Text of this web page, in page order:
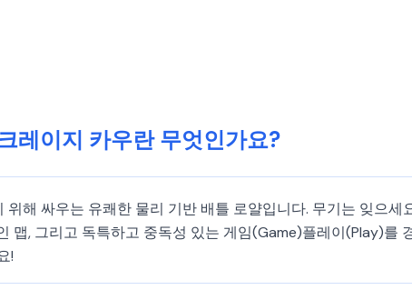
레이지 카우란 무엇인가요?
해 싸우는 유쾌한 물리 기반 배틀 로얄입니다. 무기는 잊으세
맵, 그리고 독특하고 중독성 있는 게임(Game)플레이(Play)를
!